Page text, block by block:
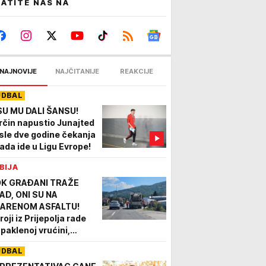
NAS NA
NAJNOVIJE NAJČITANIJE REAKCIJE
MU DALI ŠANSU!
napustio Junajted
dve godine čekanja
ide u Ligu Evrope!
GRAĐANI TRAŽE
ONI SU NA
ASFALTU!
iz Prijepolja rade
vrućini,
to njihov posao, ali